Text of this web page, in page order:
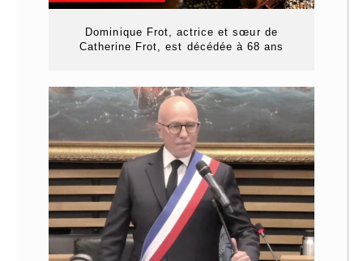
Dominique Frot, actrice et sœur de
Catherine Frot, est décédée à 68 ans